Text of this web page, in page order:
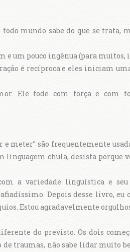
mundo sabe do que se trata,
e um pouco ingênua (para
é recíproca e eles iniciam
Ele fode com força e com
meter” são frequentemente
linguagem chula, desista porque
a variedade linguística e
Depois desse livro, eu
Estou agradavelmente
do previsto. Os dois
traumas, não sabe lidar muito